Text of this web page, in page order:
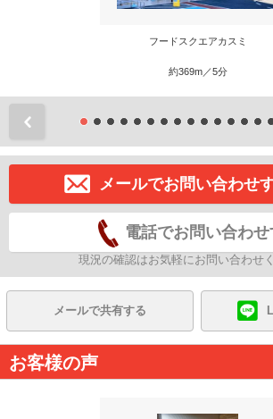
フードスクエアカスミ
約369m／5分
メールでお問い合わせ
電話でお問い合わせ
現況の確認はお気軽にお問い合わせく
メールで共有する
お客様の声